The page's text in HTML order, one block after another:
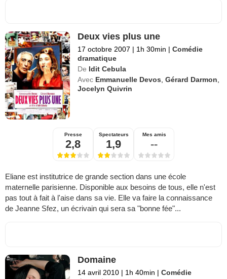
Deux vies plus une
17 octobre 2007 | 1h 30min | Comédie
dramatique
De Idit Cebula
Avec Emmanuelle Devos,Gérard Darmon,
Jocelyn Quivrin
Presse
2,8
Spectateurs
1,9
Mes amis
--
Eliane est institutrice de grande section dans une école
maternelle parisienne. Disponible aux besoins de tous, elle n'est
pas tout à fait à l'aise dans sa vie. Elle va faire la connaissance
de Jeanne Sfez, un écrivain qui sera sa "bonne fée"...
Domaine
14 avril 2010 | 1h 40min | Comédie